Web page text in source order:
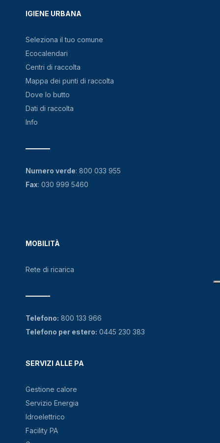
IGIENE URBANA
Seleziona il tuo comune
Ecocalendari
Centri di raccolta
Mappa dei punti di raccolta
Dove lo butto
Dati di raccolta
Info
MOBILITÀ
Rete di ricarica
SERVIZI ALLE PA
Gestione calore
Servizio Energia
Idroelettrico
Facility PA
Numero verde: 800 033 955
Fax: 030 999 5460
Telefono: 800 133 966
Telefono per estero: 0445 230 383